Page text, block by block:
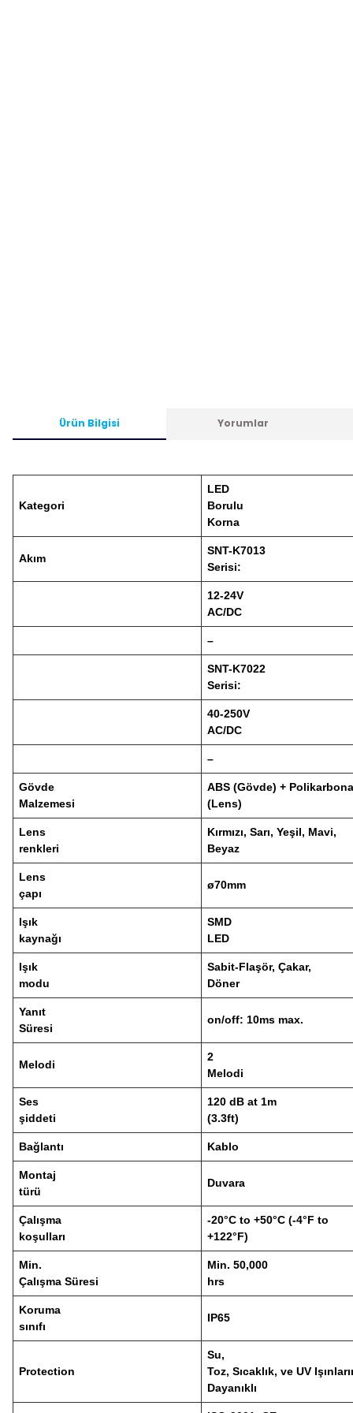
Ürün Bilgisi Yorumlar
Kategori
LED
Borulu
Korna
Akım
SNT-K7013
Serisi:
12-24V
AC/DC
–
SNT-K7022
Serisi:
40-250V
AC/DC
–
Gövde
Malzemesi
ABS (Gövde) +
(Lens)
Lens
renkleri
Kırmızı, Sarı, Yeşil, Mavi,
Beyaz
Lens
çapı
ø70mm
Işık
kaynağı
SMD
LED
Işık
modu
Sabit-Flaşör, Çakar,
Döner
Yanıt
Süresi
on/off: 10ms max.
Melodi
2
Melodi
Ses
şiddeti
120 dB at 1m
(3.3ft)
Bağlantı Kablo
Montaj
türü
Duvara
Çalışma
koşulları
-20°C to +50°C (-4°F to
+122°F)
Min.
Çalışma Süresi
Min. 50,000
hrs
Koruma
sınıfı
IP65
Protection
Su,
Toz, Sıcaklık, ve UV
Dayanıklı